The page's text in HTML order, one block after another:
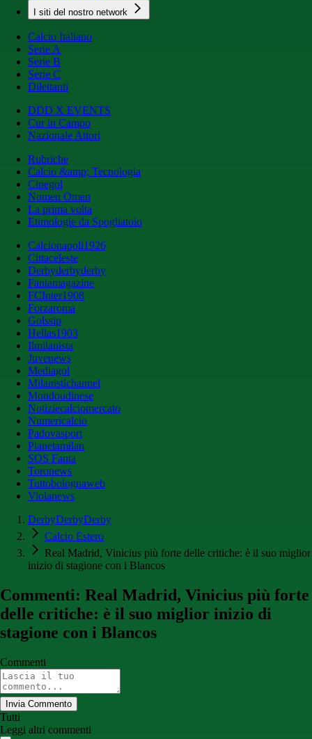
I siti del nostro network
Calcio Italiano
Serie A
Serie B
Serie C
Dilettanti
DDD X EVENTS
Cur in Campo
Nazionale Attori
Rubriche
Calcio &amp; Tecnologia
Cinegol
Nomen Omen
La prima volta
Etimologie da Spogliatoio
Calcionapoli1926
Cittaceleste
Derbyderbyderby
Fantamagazine
FCInter1908
Forzaroma
Golssip
Hellas1903
Ilmilanista
Juvenews
Mediagol
Milanistichannel
Mondoudinese
Notiziecalciomercato
Numericalcio
Padovasport
Pianetamilan
SOS Fanta
Toronews
Tuttobolognaweb
Violanews
DerbyDerbyDerby
Calcio Estero
Real Madrid, Vinicius più forte delle critiche: è il suo miglior
inizio di stagione con i Blancos
Commenti: Real Madrid, Vinicius più forte
delle critiche: è il suo miglior inizio di
stagione con i Blancos
Commenti
Invia Commento
Tutti
Leggi altri commenti